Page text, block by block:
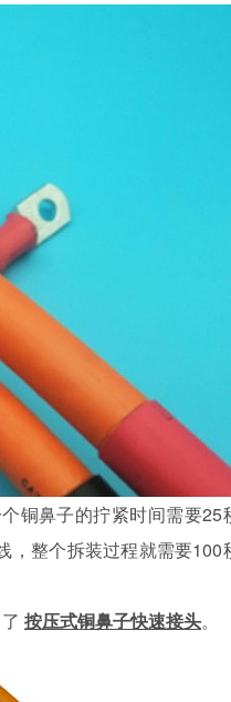
铜鼻子的拧紧时间需要25
，整个拆装过程就需要100
按压式铜鼻子快速接头。